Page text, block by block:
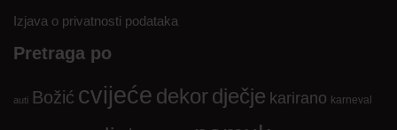
Izjava o privatnosti podataka
Pretraga po
auti Božić cvijeće dekordječje karirano karneval